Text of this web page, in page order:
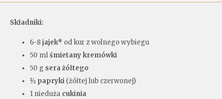
Składniki:
6-8jajek* od kur z wolnego wybiegu
50 mlśmietany kremówki
50 g sera żółtego
½ papryki (żółtej lub czerwonej)
1 nieduża cukinia